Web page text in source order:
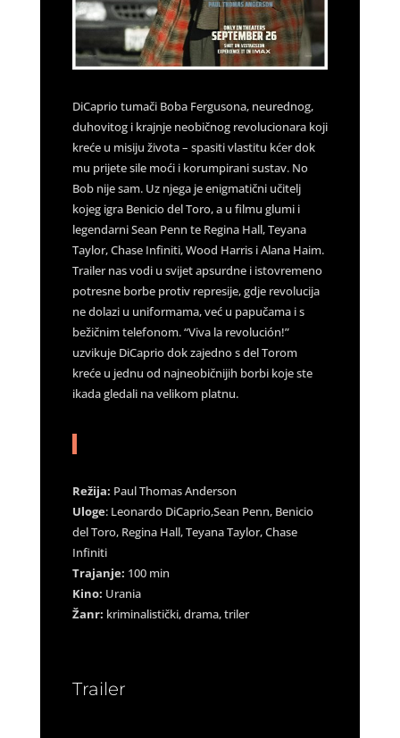
DiCaprio tumači Boba Fergusona, neurednog,
duhovitog i krajnje neobičnog revolucionara koji
kreće u misiju života – spasiti vlastitu kćer dok
mu prijete sile moći i korumpirani sustav. No
Bob nije sam. Uz njega je enigmatični učitelj
kojeg igra Benicio del Toro, a u filmu glumi i
legendarni Sean Penn te Regina Hall, Teyana
Taylor, Chase Infiniti, Wood Harris i Alana Haim.
Trailer nas vodi u svijet apsurdne i istovremeno
potresne borbe protiv represije, gdje revolucija
ne dolazi u uniformama, već u papučama i s
bežičnim telefonom. “Viva la revolución!”
uzvikuje DiCaprio dok zajedno s del Torom
kreće u jednu od najneobičnijih borbi koje ste
ikada gledali na velikom platnu.
Režija: Paul Thomas Anderson
Uloge: Leonardo DiCaprio,Sean Penn, Benicio
del Toro, Regina Hall, Teyana Taylor, Chase
Infiniti
Trajanje: 100 min
Kino: Urania
Žanr: kriminalistički, drama, triler
Trailer